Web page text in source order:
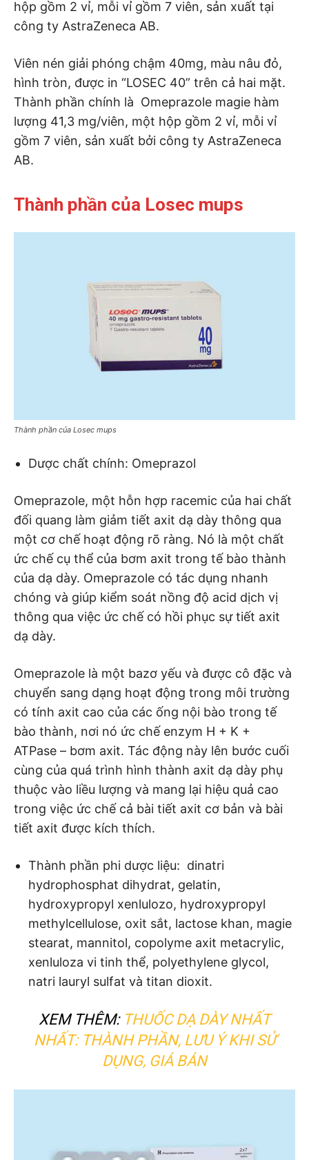
hộp gồm 2 vỉ, mỗi vỉ gồm 7 viên, sản xuất tại
công ty AstraZeneca AB.
Viên nén giải phóng chậm 40mg, màu nâu đỏ,
hình tròn, được in “LOSEC 40” trên cả hai mặt.
Thành phần chính là Omeprazole magie hàm
lượng 41,3 mg/viên, một hộp gồm 2 vỉ, mỗi vỉ
gồm 7 viên, sản xuất bởi công ty AstraZeneca
AB.
Thành phần của Losec mups
Thành phần của Losec mups
Dược chất chính: Omeprazol
Omeprazole, một hỗn hợp racemic của hai chất
đối quang làm giảm tiết axit dạ dày thông qua
một cơ chế hoạt động rõ ràng. Nó là một chất
ức chế cụ thể của bơm axit trong tế bào thành
của dạ dày. Omeprazole có tác dụng nhanh
chóng và giúp kiểm soát nồng độ acid dịch vị
thông qua việc ức chế có hồi phục sự tiết axit
dạ dày.
Omeprazole là một bazơ yếu và được cô đặc và
chuyển sang dạng hoạt động trong môi trường
có tính axit cao của các ống nội bào trong tế
bào thành, nơi nó ức chế enzym H + K +
ATPase – bơm axit. Tác động này lên bước cuối
cùng của quá trình hình thành axit dạ dày phụ
thuộc vào liều lượng và mang lại hiệu quả cao
trong việc ức chế cả bài tiết axit cơ bản và bài
tiết axit được kích thích.
Thành phần phi dược liệu: dinatri
hydrophosphat dihydrat, gelatin,
hydroxypropyl xenlulozo, hydroxypropyl
methylcellulose, oxit sắt, lactose khan, magie
stearat, mannitol, copolyme axit metacrylic,
xenluloza vi tinh thể, polyethylene glycol,
natri lauryl sulfat và titan dioxit.
XEM THÊM: THUỐC DẠ DÀY NHẤT
NHẤT: THÀNH PHẦN, LƯU Ý KHI SỬ
DỤNG, GIÁ BÁN